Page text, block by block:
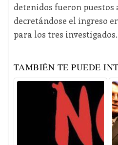
detenidos fueron
decretándose el ingreso
para los tres investigados.
TAMBIÉN TE PUEDE